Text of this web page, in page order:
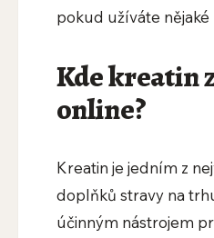
pokud užíváte nějaké
Kde kreatin
online?
Kreatin je jedním z
doplňků stravy na
účinným nástrojem